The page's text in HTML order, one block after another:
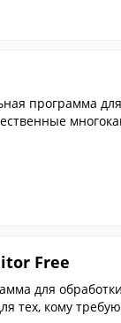
программа
Free
для
тех, кому